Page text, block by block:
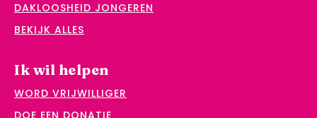
DAKLOOSHEID JONGEREN
BEKIJK ALLES
Ik wil helpen
WORD VRIJWILLIGER
DOE EEN DONATIE